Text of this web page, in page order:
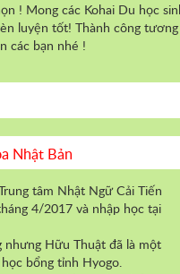
! Mong các Kohai Du học
luyện tốt! Thành công tương
các bạn nhé !
Nhật Bản
tâm Nhật Ngữ Cải Tiến
4/2017 và nhập học tại
nhưng Hữu Thuật đã là một
bổng tỉnh Hyogo.